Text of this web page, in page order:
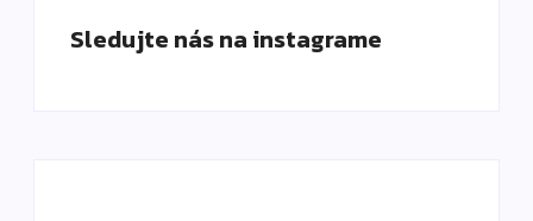
Sledujte nás na instagrame